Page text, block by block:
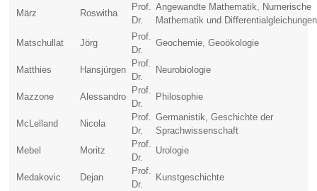
März Roswitha
Prof.
Dr.
Angewandte Mathematik, Numerische
Mathematik und Differentialgleichungen
Matschullat Jörg
Prof.
Dr.
Geochemie, Geoökologie
Matthies Hansjürgen
Prof.
Dr.
Neurobiologie
Mazzone Alessandro
Prof.
Dr.
Philosophie
McLelland Nicola
Prof.
Dr.
Germanistik, Geschichte der
Sprachwissenschaft
Mebel
Moritz
Prof.
Dr.
Urologie
Medakovic Dejan
Prof.
Dr.
Kunstgeschichte